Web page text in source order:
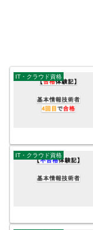
IT・クラウド資格
IT・クラウド資格